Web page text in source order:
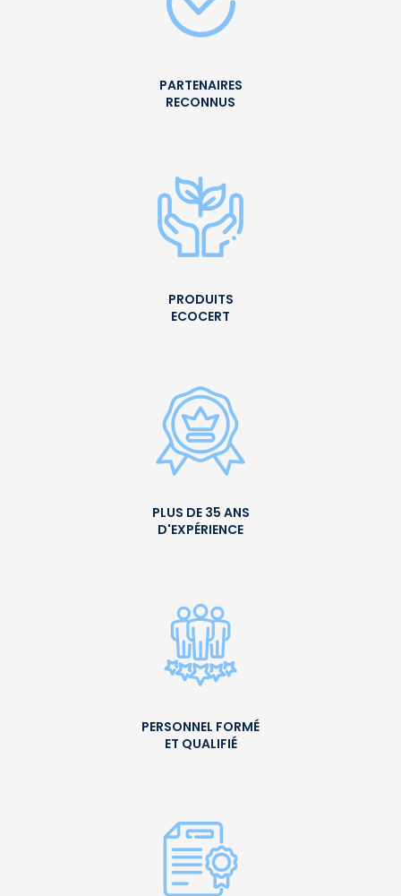
PARTENAIRES
RECONNUS
PRODUITS
ECOCERT
PLUS DE 35 ANS
D'EXPÉRIENCE
PERSONNEL FORMÉ
ET QUALIFIÉ